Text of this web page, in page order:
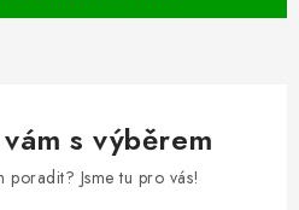
s výběrem
poradit? Jsme tu pro vás!